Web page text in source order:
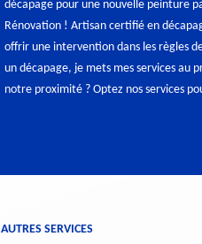
décapage pour une nouvelle peinture
Rénovation ! Artisan certifié en
offrir une intervention dans les règles
un décapage, je mets mes services au
notre proximité ? Optez nos services
AUTRES SERVICES